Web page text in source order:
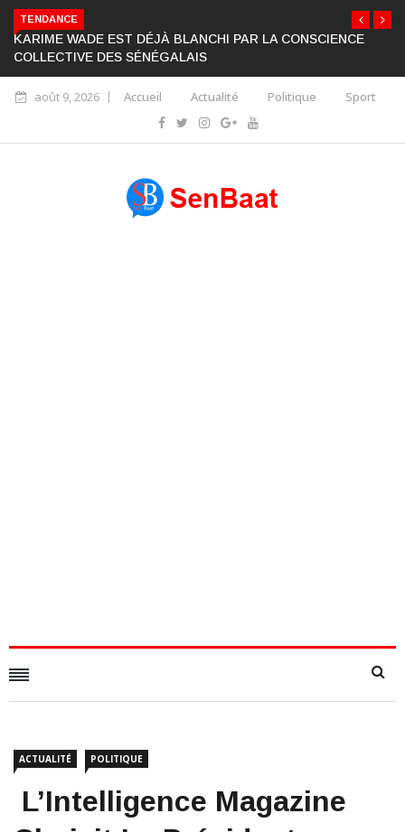
TENDANCE
KARIME WADE EST DÉJÀ BLANCHI PAR LA CONSCIENCE
COLLECTIVE DES SÉNÉGALAIS
août 9, 2026 Accueil Actualité Politique Sport
ACTUALITÉ POLITIQUE
L’Intelligence Magazine